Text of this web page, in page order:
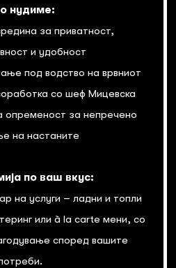
нудиме:
за приватност,
и удобност
под водство на врвниот
со шеф Мицевска
опременост за непречено
на настаните
по ваш вкус:
на услуги – ладни и топли
или à la carte мени, со
според вашите